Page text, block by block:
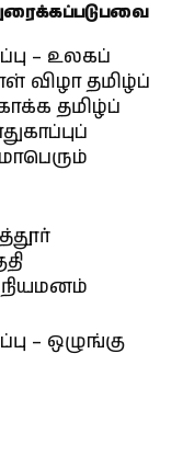
– உலகப்
விழா தமிழ்ப்
தமிழ்ப்
– ஒழுங்கு